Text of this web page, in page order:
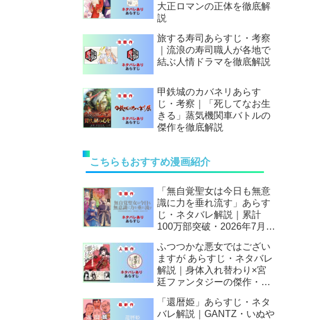
大正ロマンの正体を徹底解
説
旅する寿司あらすじ・考察
｜流浪の寿司職人が各地で
結ぶ人情ドラマを徹底解説
甲鉄城のカバネリあらす
じ・考察｜「死してなお生
きる」蒸気機関車バトルの
傑作を徹底解説
こちらもおすすめ漫画紹介
「無自覚聖女は今日も無意
識に力を垂れ流す」あらす
じ・ネタバレ解説｜累計
100万部突破・2026年7月ア
逆転人生
ふつつかな悪女ではござい
ますが あらすじ・ネタバレ
解説｜身体入れ替わり×宮
廷ファンタジーの傑作・
「還暦姫」あらすじ・ネタ
バレ解説｜GANTZ・いぬや